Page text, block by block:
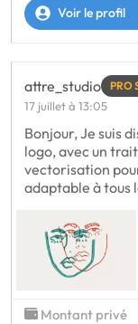
Voir le profil
attre_studio PRO
17 juillet à 13:05
Bonjour, Je suis
logo, avec un
vectorisation
adaptable à tous
Montant privé